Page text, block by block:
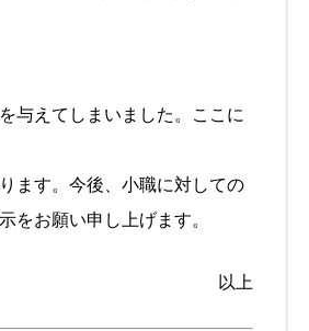
与えてしまいました。ここに
ます。今後、小職に対しての
をお願い申し上げます。
以上